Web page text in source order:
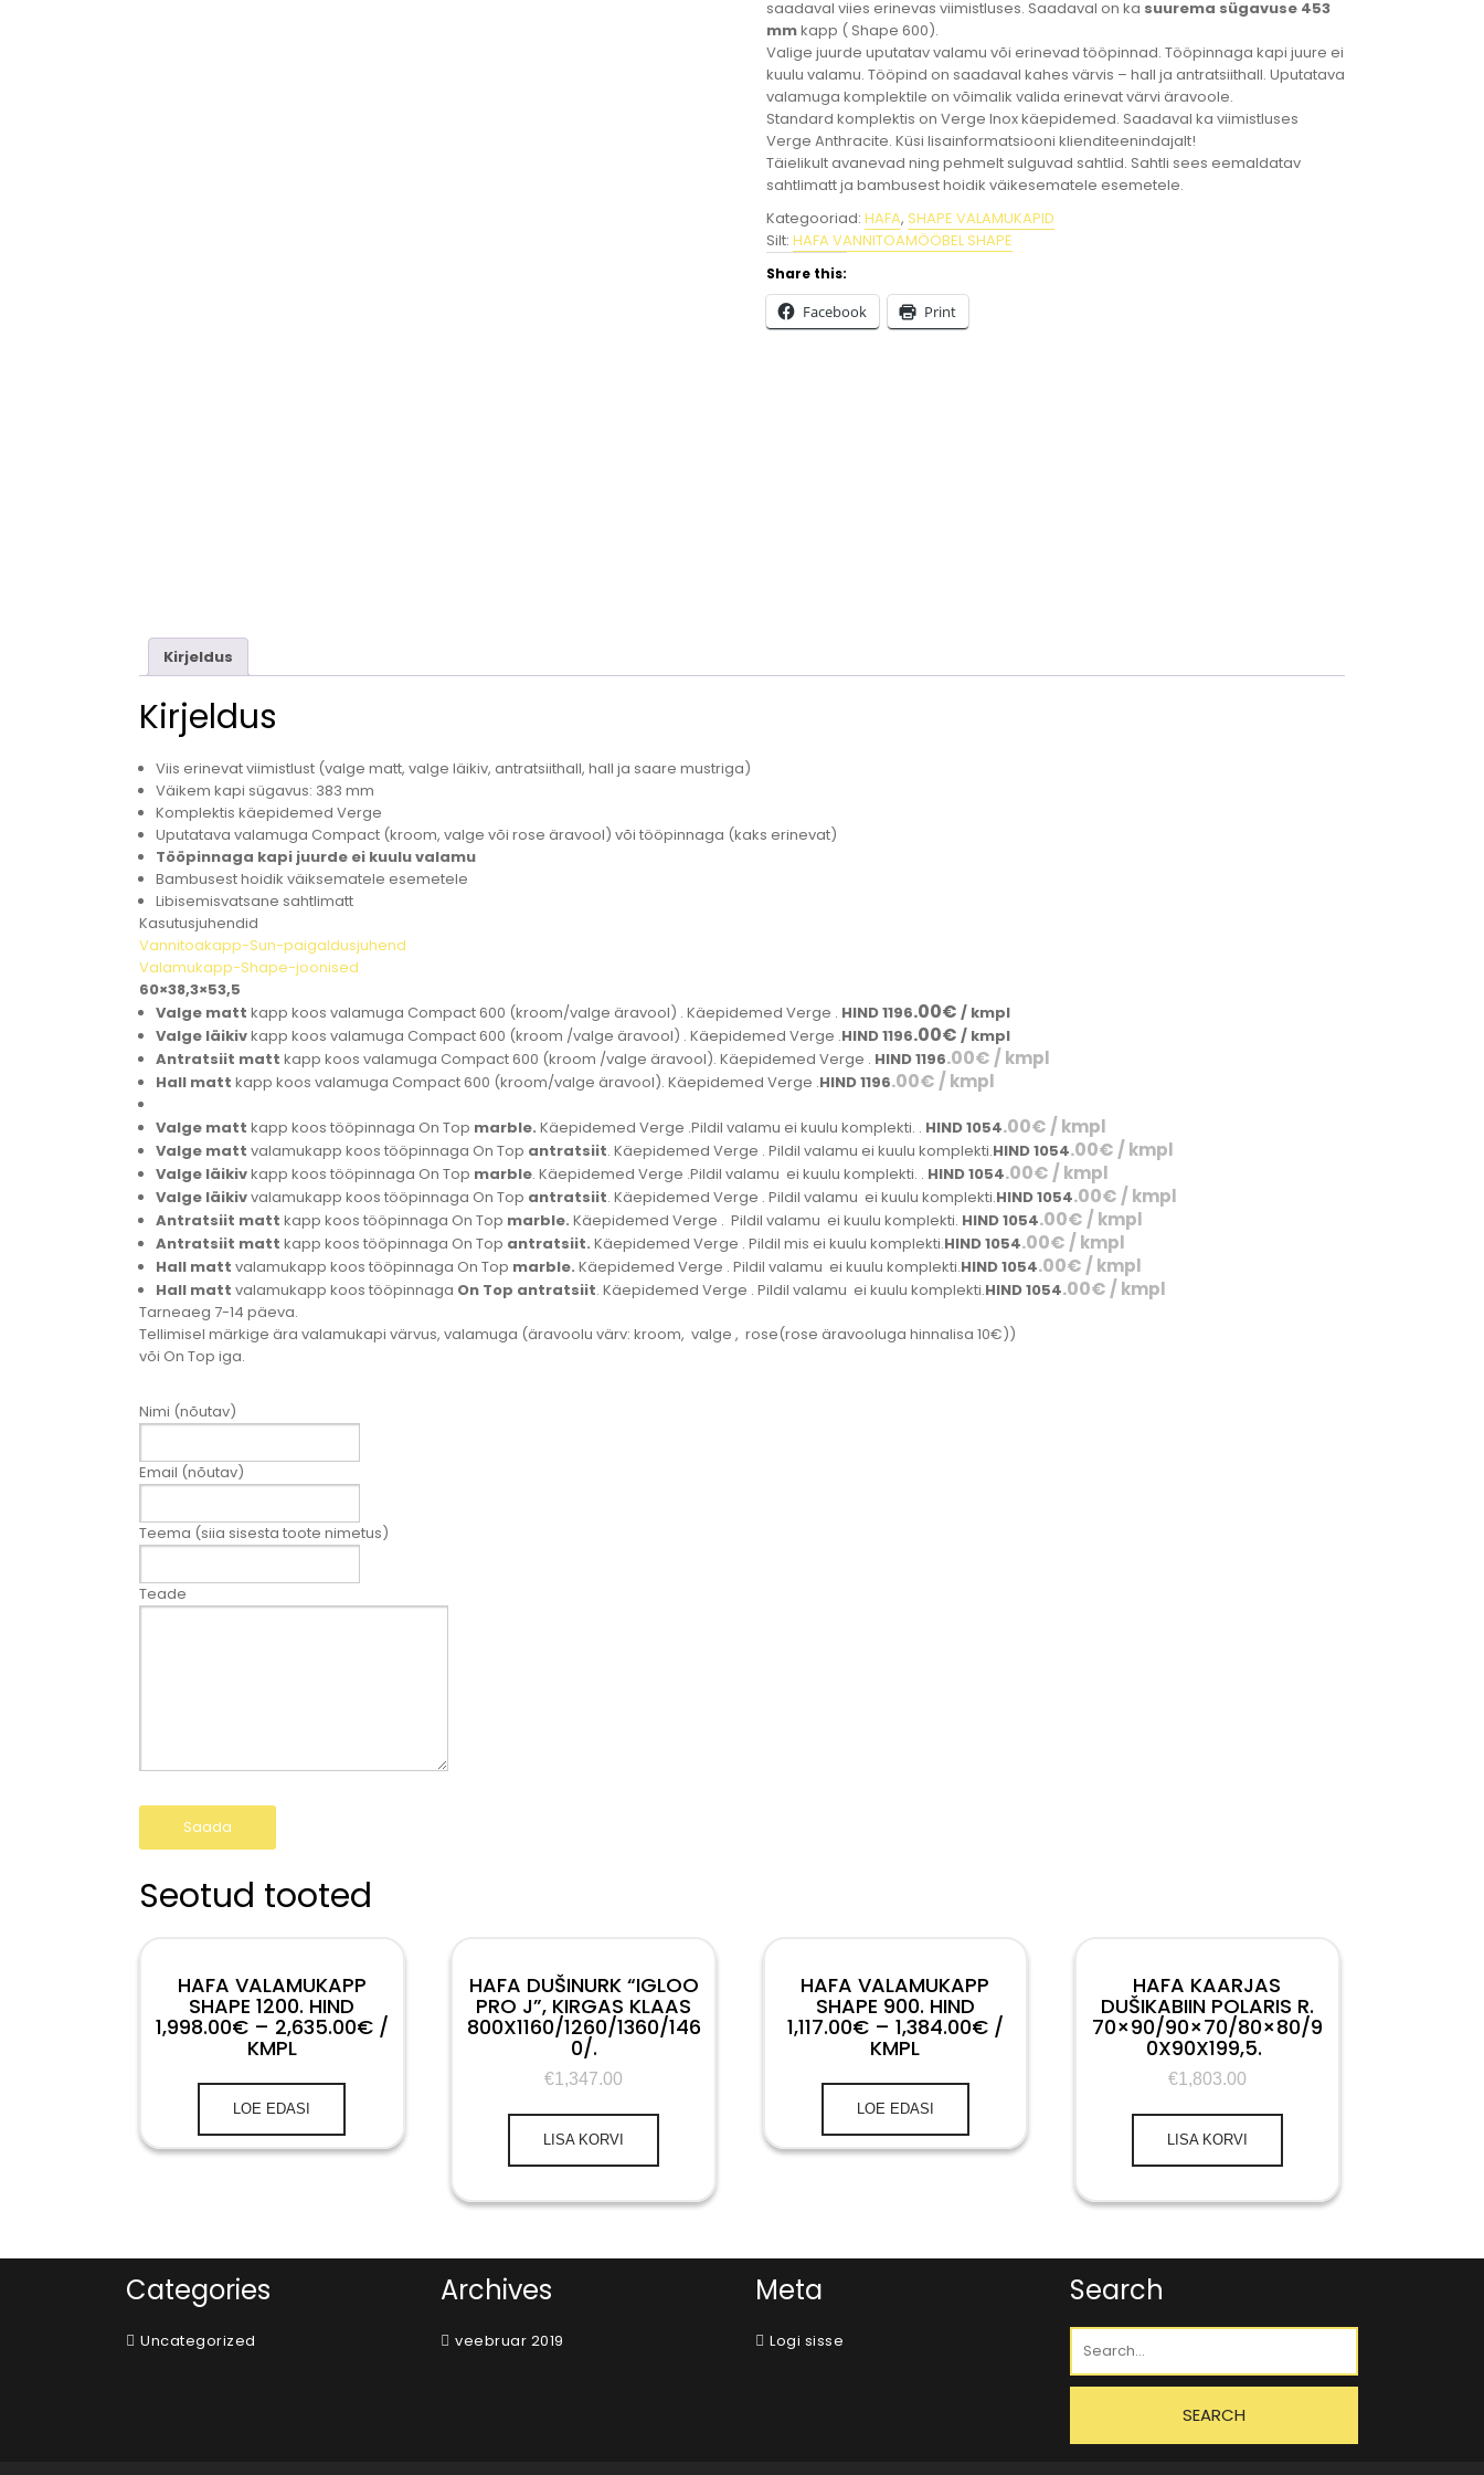
saadaval viies erinevas viimistluses. Saadaval on ka suurema sügavuse 453
mmkapp ( Shape 600).
Valige juurde uputatav valamu või erinevad tööpinnad. Tööpinnaga kapi juure ei
kuulu valamu. Tööpind on saadaval kahes värvis – hall ja antratsiithall. Uputatava
valamuga komplektile on võimalik valida erinevat värvi äravoole.
Standard komplektis on Verge Inox käepidemed. Saadaval ka viimistluses
Verge Anthracite. Küsi lisainformatsiooni klienditeenindajalt!
Täielikult avanevad ning pehmelt sulguvad sahtlid. Sahtli sees eemaldatav
sahtlimatt ja bambusest hoidik väikesematele esemetele.
Kategooriad: HAFA, SHAPE VALAMUKAPID
Silt: HAFA VANNITOAMÖÖBEL SHAPE
Share this:
Facebook Print
Kirjeldus
Kirjeldus
Viis erinevat viimistlust (valge matt, valge läikiv, antratsiithall, hall ja saare mustriga)
Väikem kapi sügavus: 383 mm
Komplektis käepidemed Verge
Uputatava valamuga Compact (kroom, valge või rose äravool) või tööpinnaga (kaks erinevat)
Tööpinnaga kapi juurde ei kuulu valamu
Bambusest hoidik väiksematele esemetele
Libisemisvatsane sahtlimatt
Kasutusjuhendid
Vannitoakapp-Sun-paigaldusjuhend
Valamukapp-Shape-joonised
60×38,3×53,5
Valge matt kapp koos valamuga Compact 600 (kroom/valge äravool) . Käepidemed Verge . HIND 1196.00€ / kmpl
Valge läikivkapp koos valamuga Compact 600 (kroom /valge äravool) . Käepidemed Verge .HIND 1196.00€ / kmpl
Antratsiit matt kapp koos valamuga Compact 600 (kroom /valge äravool). Käepidemed Verge . HIND 1196.00€ / kmpl
Hall matt kapp koos valamuga Compact 600 (kroom/valge äravool). Käepidemed Verge .HIND 1196.00€ / kmpl
Valge matt kapp koos tööpinnaga On Top marble. Käepidemed Verge .Pildil valamu ei kuulu komplekti. . HIND 1054.00€ / kmpl
Valge matt valamukapp koos tööpinnaga On Top antratsiit. Käepidemed Verge . Pildil valamu ei kuulu komplekti.HIND 1054.00€ / kmpl
Valge läikivkapp koos tööpinnaga On Top marble. Käepidemed Verge .Pildil valamu ei kuulu komplekti. . HIND 1054.00€ / kmpl
Valge läikivvalamukapp koos tööpinnaga On Top antratsiit. Käepidemed Verge . Pildil valamu ei kuulu komplekti.HIND 1054.00€ / kmpl
Antratsiit matt kapp koos tööpinnaga On Top marble. Käepidemed Verge . Pildil valamu ei kuulu komplekti. HIND 1054.00€ / kmpl
Antratsiit matt kapp koos tööpinnaga On Top antratsiit. Käepidemed Verge . Pildil mis ei kuulu komplekti.HIND 1054.00€ / kmpl
Hall matt valamukapp koos tööpinnaga On Top marble. Käepidemed Verge . Pildil valamu ei kuulu komplekti.HIND 1054.00€ / kmpl
Hall matt valamukapp koos tööpinnaga On Top antratsiit. Käepidemed Verge . Pildil valamu ei kuulu komplekti.HIND 1054.00€ / kmpl
Tarneaeg 7-14 päeva.
Tellimisel märkige ära valamukapi värvus, valamuga (äravoolu värv: kroom, valge , rose(rose äravooluga hinnalisa 10€))
või On Top iga.
Nimi (nõutav)
Email (nõutav)
Teema (siia sisesta toote nimetus)
Teade
Seotud tooted
HAFA VALAMUKAPP
SHAPE 1200. HIND
1,998.00€ – 2,635.00€ /
KMPL
LOE EDASI
HAFA DUŠINURK “IGLOO
PRO J”, KIRGAS KLAAS
800X1160/1260/1360/146
0/.
€1,347.00
LISA KORVI
HAFA VALAMUKAPP
SHAPE 900. HIND
1,117.00€ – 1,384.00€ /
KMPL
LOE EDASI
HAFA KAARJAS
DUŠIKABIIN POLARIS R.
70×90/90×70/80×80/9
0X90X199,5.
€1,803.00
LISA KORVI
Categories
Uncategorized
Archives
veebruar 2019
Meta
Logi sisse
Search